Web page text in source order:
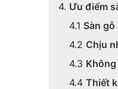
Ưu điểm
Sàn
Chịu
Thiết